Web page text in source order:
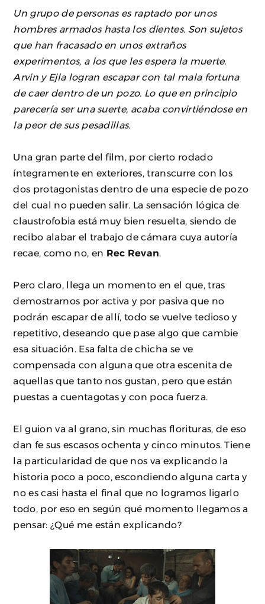
Un grupo de personas es raptado por unos
hombres armados hasta los dientes. Son sujetos
que han fracasado en unos extraños
experimentos, a los que les espera la muerte.
Arvin y Ejla logran escapar con tal mala fortuna
de caer dentro de un pozo. Lo que en principio
parecería ser una suerte, acaba convirtiéndose en
la peor de sus pesadillas.
Una gran parte del film, por cierto rodado
íntegramente en exteriores, transcurre con los
dos protagonistas dentro de una especie de pozo
del cual no pueden salir. La sensación lógica de
claustrofobia está muy bien resuelta, siendo de
recibo alabar el trabajo de cámara cuya autoría
recae, como no, en Rec Revan
Pero claro, llega un momento en el que, tras
demostrarnos por activa y por pasiva que no
podrán escapar de allí, todo se vuelve tedioso y
repetitivo, deseando que pase algo que cambie
esa situación. Esa falta de chicha se ve
compensada con alguna que otra escenita de
aquellas que tanto nos gustan, pero que están
puestas a cuentagotas y con poca fuerza.
El guion va al grano, sin muchas florituras, de eso
dan fe sus escasos ochenta y cinco minutos. Tiene
la particularidad de que nos va explicando la
historia poco a poco, escondiendo alguna carta y
no es casi hasta el final que no logramos ligarlo
todo, por eso en según qué momento llegamos a
pensar: ¿Qué me están explicando?